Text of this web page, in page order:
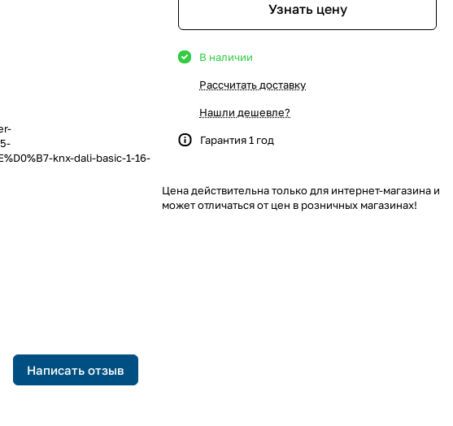
knx-dali-basic-1-16-
Узнать цену
В наличии
Рассчитать доставку
Нашли дешевле?
Гарантия 1 год
Цена действительна только для интернет-магазина и
может отличаться от цен в розничных магазинах!
Написать отзыв